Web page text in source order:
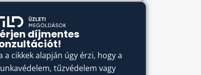
díjmentes
a cikkek alapján úgy érzi, hogy a
tűzvédelem vagy